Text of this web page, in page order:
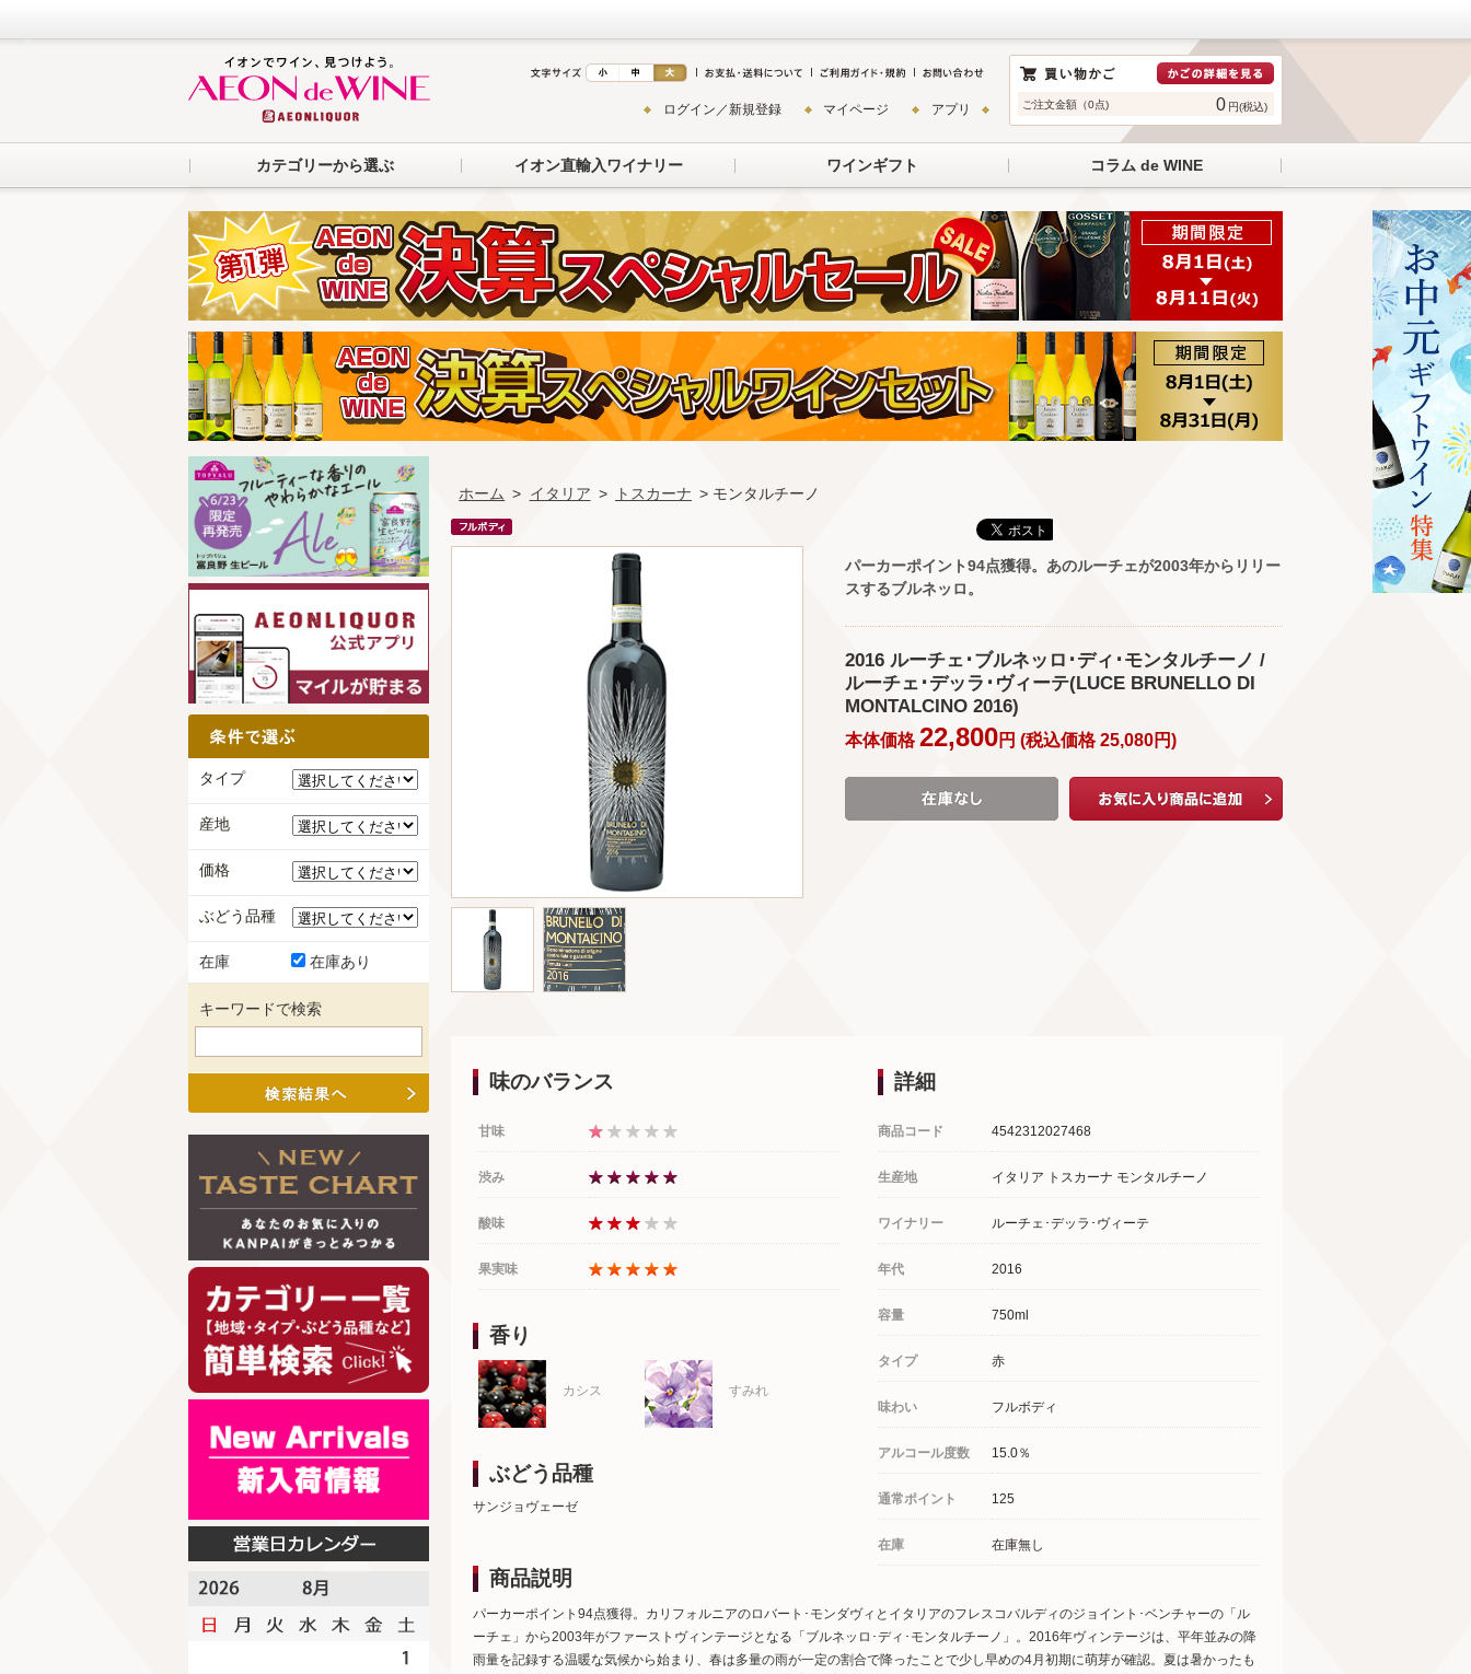
ご注文金額（0点) 0 円(税込)
ログイン／新規登録 マイページ アプリ
カテゴリーから選ぶ イオン直輸入ワイナリー ワインギフト コラム de WINE
ホーム > イタリア > トスカーナ > モンタルチーノ
パーカーポイント94点獲得。あのルーチェが2003年からリリー
スするブルネッロ。
2016 ルーチェ･ブルネッロ･ディ･モンタルチーノ /
ルーチェ･デッラ･ヴィーテ(LUCE BRUNELLO DI
MONTALCINO 2016)
本体価格22,800円 (税込価格25,080円)
詳細
商品コード 4542312027468
生産地 イタリア トスカーナ モンタルチーノ
ワイナリー ルーチェ･デッラ･ヴィーテ
年代 2016
容量 750ml
タイプ 赤
味わい フルボディ
アルコール度数 15.0％
通常ポイント 125
在庫 在庫無し
味のバランス
甘味
渋み
酸味
果実味
香り
カシス すみれ
ぶどう品種
サンジョヴェーゼ
商品説明
パーカーポイント94点獲得。カリフォルニアのロバート･モンダヴィとイタリアのフレスコバルディのジョイント･ベンチャーの「ル
ーチェ」から2003年がファーストヴィンテージとなる「ブルネッロ･ディ･モンタルチーノ」。2016年ヴィンテージは、平年並みの降
雨量を記録する温暖な気候から始まり、春は多量の雨が一定の割合で降ったことで少し早めの4月初期に萌芽が確認。夏は暑かったも
タイプ
産地
価格
ぶどう品種
在庫 在庫あり
キーワードで検索